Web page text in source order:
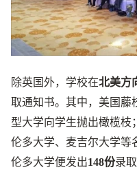
除英国外，学校在北美方
取通知书。其中，美国藤
型大学向学生抛出橄榄枝；
伦多大学、麦吉尔大学等
伦多大学便发出148份录